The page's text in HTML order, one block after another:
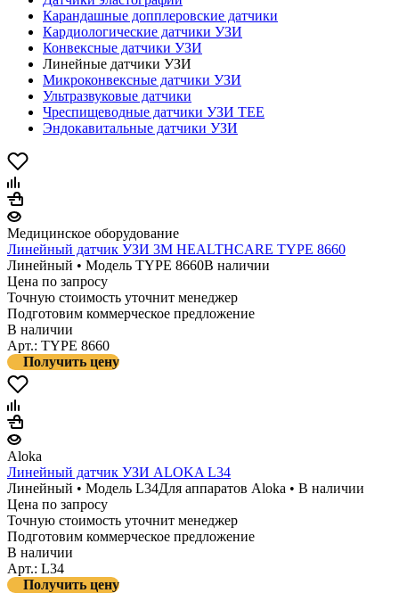
Карандашные допплеровские датчики
Кардиологические датчики УЗИ
Конвексные датчики УЗИ
Линейные датчики УЗИ
Микроконвексные датчики УЗИ
Ультразвуковые датчики
Чреспищеводные датчики УЗИ TEE
Эндокавитальные датчики УЗИ
Медицинское оборудование
Линейный датчик УЗИ 3M HEALTHCARE TYPE 8660
Линейный • Модель TYPE 8660В наличии
Цена по запросу
Точную стоимость уточнит менеджер
Подготовим коммерческое предложение
В наличии
Арт.: TYPE 8660
Получить цену
Aloka
Линейный датчик УЗИ ALOKA L34
Линейный • Модель L34Для аппаратов Aloka • В наличии
Цена по запросу
Точную стоимость уточнит менеджер
Подготовим коммерческое предложение
В наличии
Арт.: L34
Получить цену